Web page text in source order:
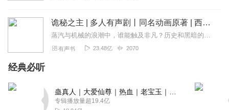
诡秘之主 | 多人有声剧丨同名动画原著 | 西幻克苏鲁 | 乌贼作品
蒸汽与机械的浪潮中，谁能触及非凡？历史和黑暗的迷雾里，又是谁在耳语？我从诡秘中醒来，睁眼看见这个世界：枪械，大炮，巨舰，飞空艇，差分机；魔药，占卜，诅咒，倒吊人...
有声书 23.48亿 2070
经典必听
专辑播放量超19.4亿